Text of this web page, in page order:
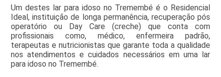
Um destes lar para idoso no Tremembé é o Residencial
Ideal, instituição de longa permanência, recuperação pós
operatório ou Day Care (creche) que conta com
profissionais como, médico, enfermeira padrão,
terapeutas e nutricionistas que garante toda a qualidade
nos atendimentos e cuidados necessários em uma lar
para idoso no Tremembé.